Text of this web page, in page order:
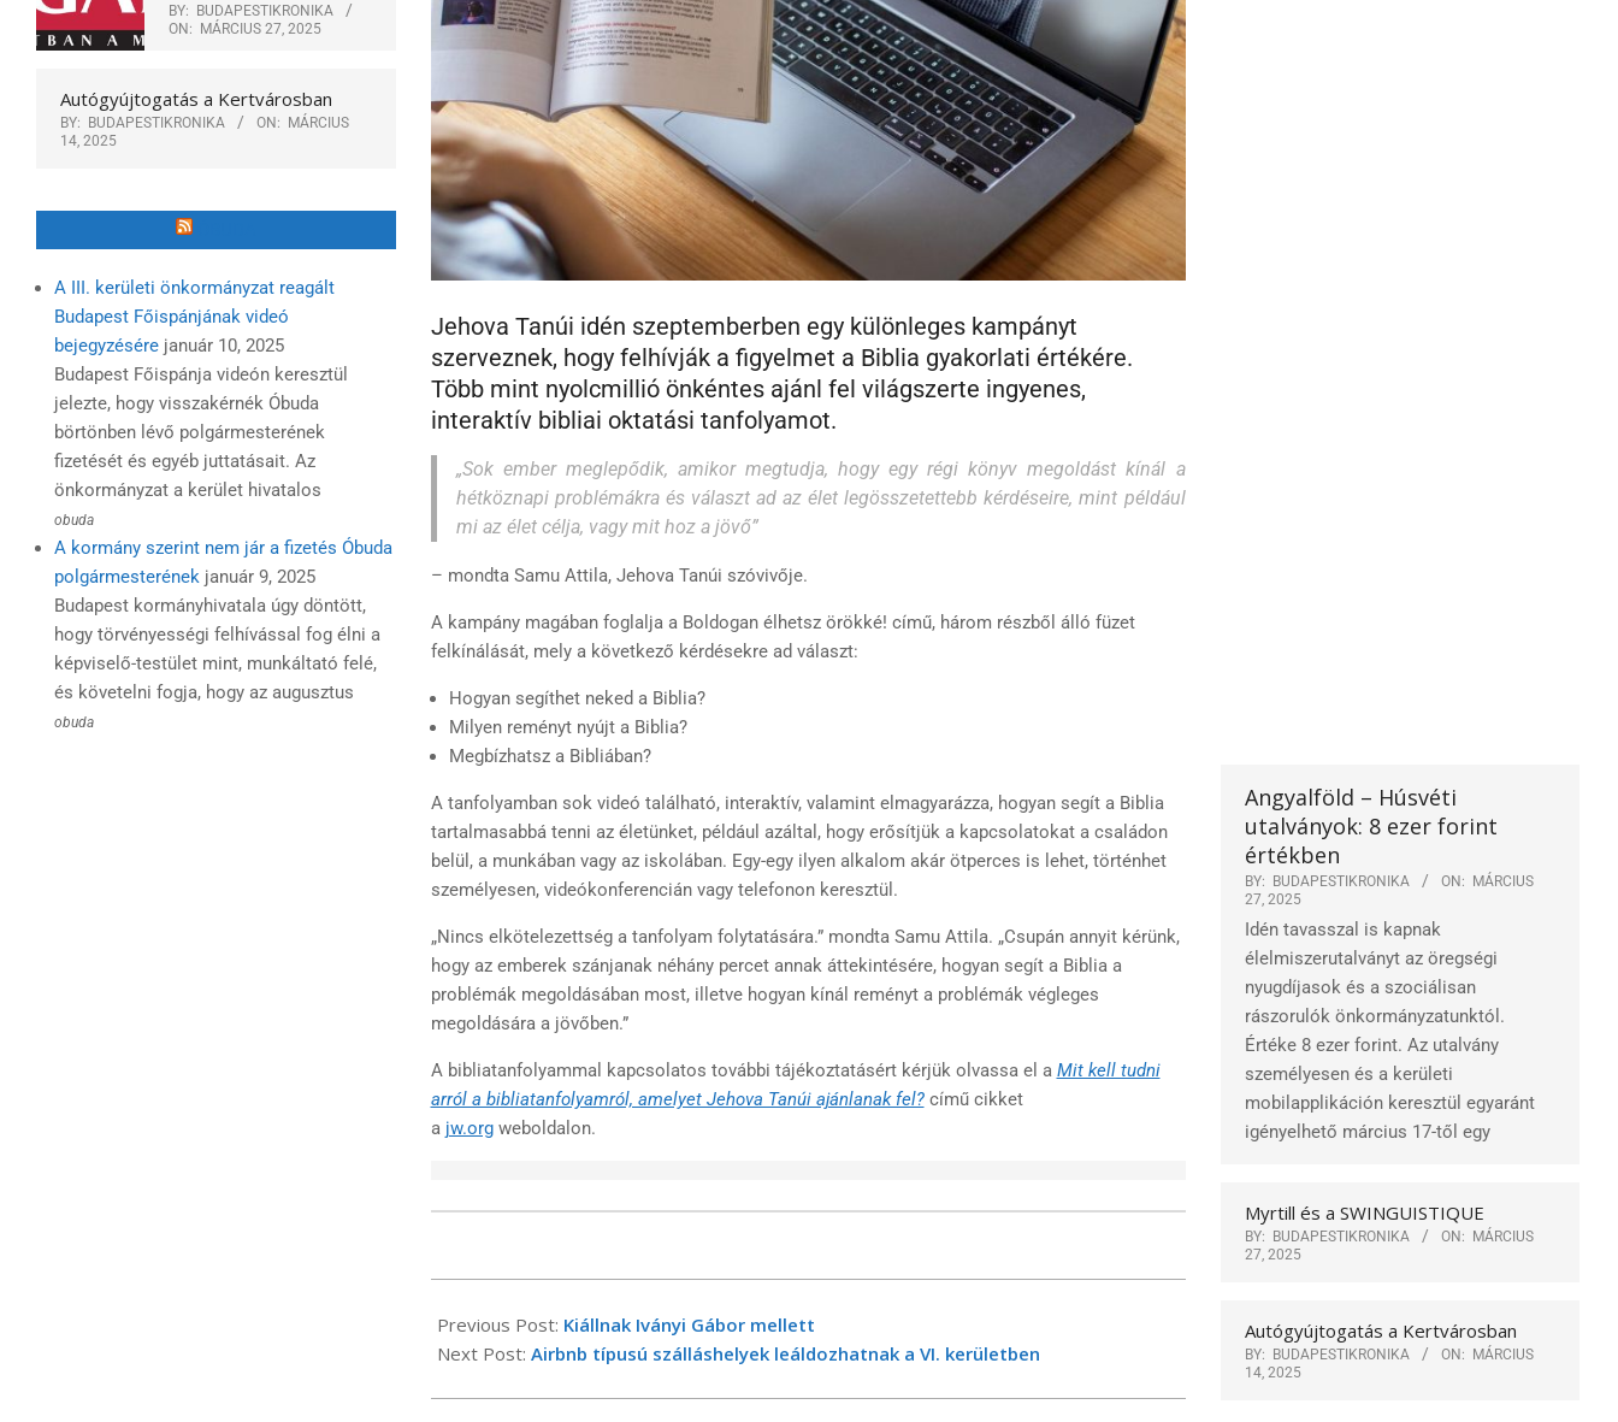
Jehova Tanúi idén szeptemberben egy különleges kampányt
szerveznek, hogy felhívják a figyelmet a Biblia gyakorlati értékére.
Több mint nyolcmillió önkéntes ajánl fel világszerte ingyenes,
interaktív bibliai oktatási tanfolyamot.
„Sok ember meglepődik, amikor megtudja, hogy egy régi könyv megoldást kínál a
hétköznapi problémákra és választ ad az élet legösszetettebb kérdéseire, mint például
mi az élet célja, vagy mit hoz a jövő”
– mondta Samu Attila, Jehova Tanúi szóvivője.
A kampány magában foglalja a Boldogan élhetsz örökké! című, három részből álló füzet
felkínálását, mely a következő kérdésekre ad választ:
Hogyan segíthet neked a Biblia?
Milyen reményt nyújt a Biblia?
Megbízhatsz a Bibliában?
A tanfolyamban sok videó található, interaktív, valamint elmagyarázza, hogyan segít a Biblia
tartalmasabbá tenni az életünket, például azáltal, hogy erősítjük a kapcsolatokat a családon
belül, a munkában vagy az iskolában. Egy-egy ilyen alkalom akár ötperces is lehet, történhet
személyesen, videókonferencián vagy telefonon keresztül.
„Nincs elkötelezettség a tanfolyam folytatására.” mondta Samu Attila. „Csupán annyit kérünk,
hogy az emberek szánjanak néhány percet annak áttekintésére, hogyan segít a Biblia a
problémák megoldásában most, illetve hogyan kínál reményt a problémák végleges
megoldására a jövőben.”
A bibliatanfolyammal kapcsolatos további tájékoztatásért kérjük olvassa el a Mit kell tudni
arról a bibliatanfolyamról, amelyet Jehova Tanúi ajánlanak fel?című cikket
a jw.orgweboldalon.
09-
17
Previous Post: Kiállnak Iványi Gábor mellett
Next Post: Airbnb típusú szálláshelyek leáldozhatnak a VI. kerületben
BY:
BUDAPESTIKRONIKA
ON:
MÁRCIUS 27, 2025
Autógyújtogatás a Kertvárosban
BY: BUDAPESTIKRONIKA ON:
MÁRCIUS
14, 2025
A III. kerületi önkormányzat reagált
Budapest Főispánjának videó
bejegyzésére január 10, 2025
Budapest Főispánja videón keresztül
jelezte, hogy visszakérnék Óbuda
börtönben lévő polgármesterének
fizetését és egyéb juttatásait. Az
önkormányzat a kerület hivatalos
obuda
A kormány szerint nem jár a fizetés Óbuda
polgármesterének január 9, 2025
Budapest kormányhivatala úgy döntött,
hogy törvényességi felhívással fog élni a
képviselő-testület mint, munkáltató felé,
és követelni fogja, hogy az augusztus
obuda
Angyalföld – Húsvéti
utalványok: 8 ezer forint
értékben
BY: BUDAPESTIKRONIKA ON:
MÁRCIUS
27, 2025
Idén tavasszal is kapnak
élelmiszerutalványt az öregségi
nyugdíjasok és a szociálisan
rászorulók önkormányzatunktól.
Értéke 8 ezer forint. Az utalvány
személyesen és a kerületi
mobilapplikáción keresztül egyaránt
igényelhető március 17-től egy
Myrtill és a SWINGUISTIQUE
BY: BUDAPESTIKRONIKA ON:
MÁRCIUS
27, 2025
Autógyújtogatás a Kertvárosban
BY: BUDAPESTIKRONIKA ON:
MÁRCIUS
14, 2025